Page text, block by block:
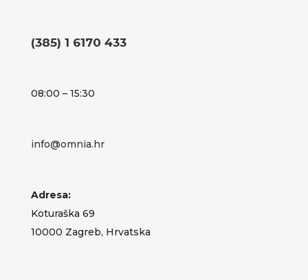
(385) 1 6170 433
08:00 – 15:30
info@omnia.hr
Adresa:
Koturaška 69
10000 Zagreb, Hrvatska